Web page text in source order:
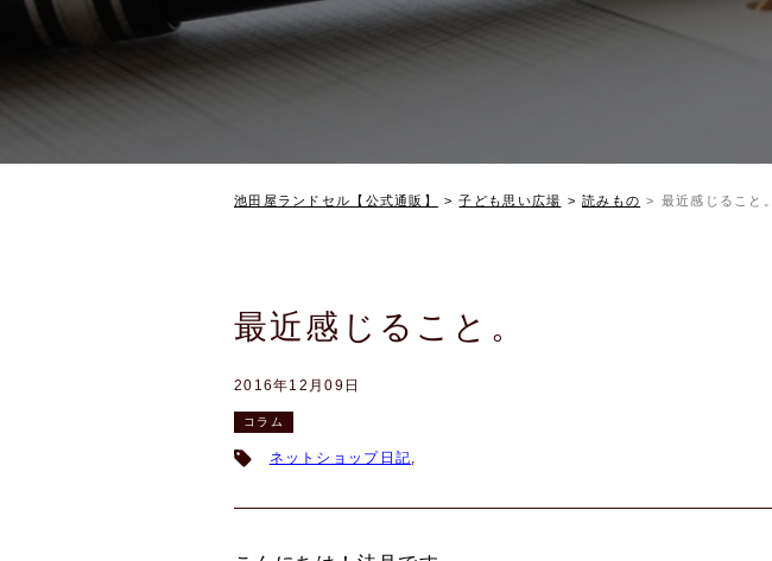
池田屋ランドセル【公式通販】 子ども思い広場 読みもの 最近感じること。
最近感じること。
2016年12月09日
コラム
ネットショップ日記